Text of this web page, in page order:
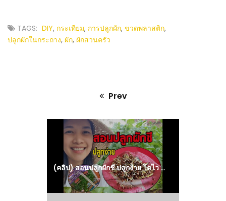
TAGS: DIY, กระเทียม, การปลูกผัก, ขวดพลาสติก,
ปลูกผักในกระถาง, ผัก, ผักสวนครัว
Prev
(คลิป) สอนปลูกผักชี ปลูกง่าย โตไว ทำง่าย มือใหม่ทำตามได้เลย : วีดีโอ เกษตร